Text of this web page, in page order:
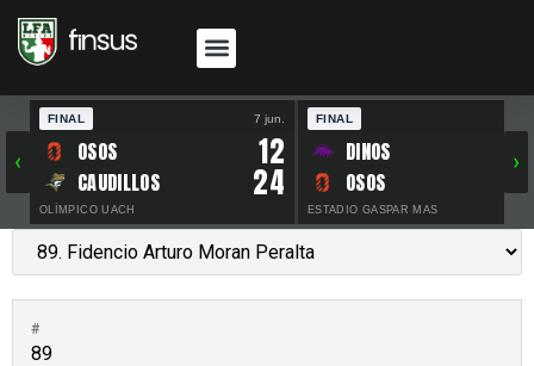
‹
FINAL 7 jun.
OSOS 12
CAUDILLOS 24
OLÍMPICO UACH
FINAL
DINOS
OSOS
ESTADIO GASPAR MAS
›
#
89